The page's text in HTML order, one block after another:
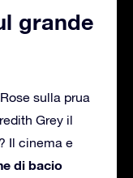
grande
sulla prua
Grey il
Il cinema e
di bacio